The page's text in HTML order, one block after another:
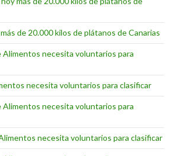
de 20.000 kilos de plátanos de Canarias
Alimentos necesita voluntarios para
necesita voluntarios para clasificar
Alimentos necesita voluntarios para
necesita voluntarios para clasificar